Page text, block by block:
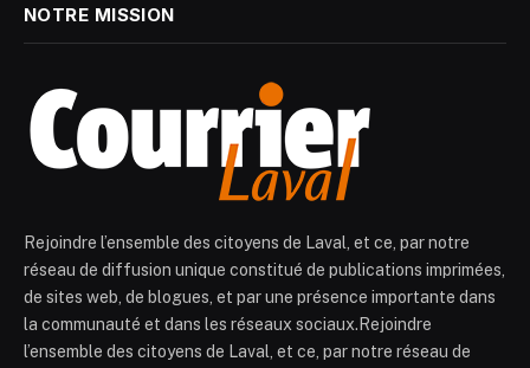
NOTRE MISSION
Rejoindre l’ensemble des citoyens de Laval, et ce, par notre
réseau de diffusion unique constitué de publications imprimées,
de sites web, de blogues, et par une présence importante dans
la communauté et dans les réseaux sociaux.Rejoindre
l’ensemble des citoyens de Laval, et ce, par notre réseau de